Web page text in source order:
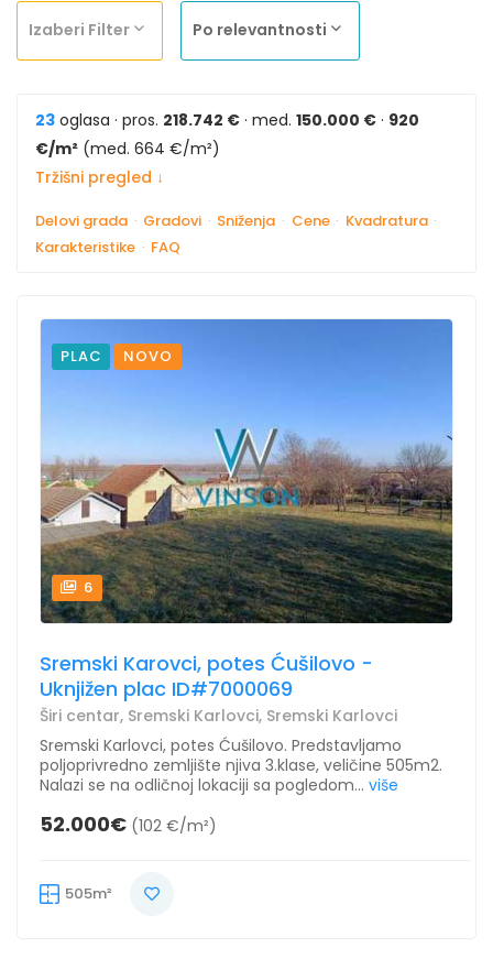
Izaberi Filter Po relevantnosti
23 oglasa · pros. 218.742 € · med. 150.000 € · 920
€/m² (med. 664 €/m²)
Tržišni pregled ↓
Delovi grada · Gradovi · Sniženja · Cene · Kvadratura ·
Karakteristike · FAQ
PLAC NOVO
6
Sremski Karovci, potes Ćušilovo -
Uknjižen plac ID#7000069
Širi centar, Sremski Karlovci, Sremski Karlovci
Sremski Karlovci, potes Ćušilovo. Predstavljamo
poljoprivredno zemljište njiva 3.klase, veličine 505m2.
Nalazi se na odličnoj lokaciji sa pogledom... više
52.000€ (102 €/m²)
505m²